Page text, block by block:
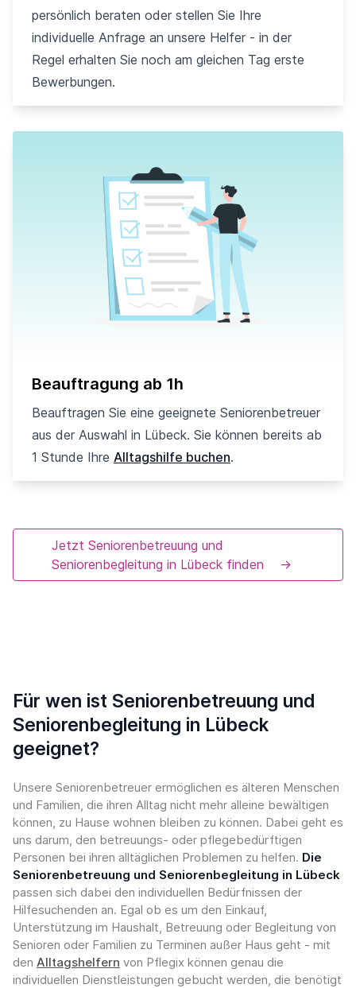
persönlich beraten oder stellen Sie Ihre
individuelle Anfrage an unsere Helfer - in der
Regel erhalten Sie noch am gleichen Tag erste
Bewerbungen.
Beauftragung ab 1h
Beauftragen Sie eine geeignete Seniorenbetreuer
aus der Auswahl in Lübeck. Sie können bereits ab
1 Stunde Ihre Alltagshilfe buchen.
Jetzt Seniorenbetreuung und
Seniorenbegleitung in Lübeck finden
→
Für wen ist Seniorenbetreuung und
Seniorenbegleitung in Lübeck
geeignet?
Unsere Seniorenbetreuer ermöglichen es älteren Menschen
und Familien, die ihren Alltag nicht mehr alleine bewältigen
können, zu Hause wohnen bleiben zu können. Dabei geht es
uns darum, den betreuungs- oder pflegebedürftigen
Personen bei ihren alltäglichen Problemen zu helfen. Die
Seniorenbetreuung und Seniorenbegleitung in Lübeck
passen sich dabei den individuellen Bedürfnissen der
Hilfesuchenden an. Egal ob es um den Einkauf,
Unterstützung im Haushalt, Betreuung oder Begleitung von
Senioren oder Familien zu Terminen außer Haus geht - mit
den Alltagshelfern von Pflegix können genau die
individuellen Dienstleistungen gebucht werden, die benötigt